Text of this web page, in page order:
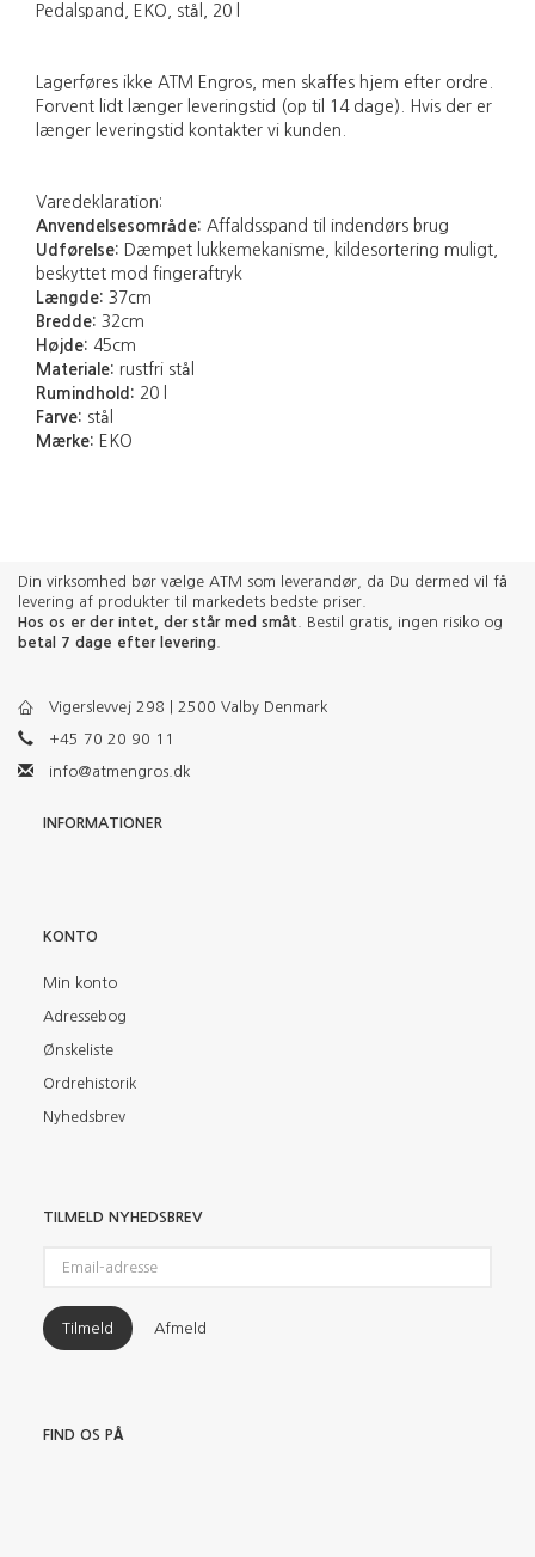
Pedalspand, EKO, stål, 20 l
Lagerføres ikke ATM Engros, men skaffes hjem efter ordre.
Forvent lidt længer leveringstid (op til 14 dage). Hvis der er
længer leveringstid kontakter vi kunden.
Varedeklaration:
Anvendelsesområde: Affaldsspand til indendørs brug
Udførelse: Dæmpet lukkemekanisme, kildesortering muligt,
beskyttet mod fingeraftryk
Længde: 37cm
Bredde: 32cm
Højde: 45cm
Materiale: rustfri stål
Rumindhold: 20 l
Farve: stål
Mærke: EKO
Din virksomhed bør vælge ATM som leverandør, da Du dermed vil få
levering af produkter til markedets bedste priser.
Hos os er der intet, der står med småt . Bestil gratis, ingen risiko og
betal 7 dage efter levering
Vigerslevvej 298 | 2500 Valby Denmark
+45 70 20 90 11
info@atmengros.dk
INFORMATIONER
KONTO
Min konto
Adressebog
Ønskeliste
Ordrehistorik
Nyhedsbrev
TILMELD NYHEDSBREV
adresse
Tilmeld Afmeld
FIND OS PÅ